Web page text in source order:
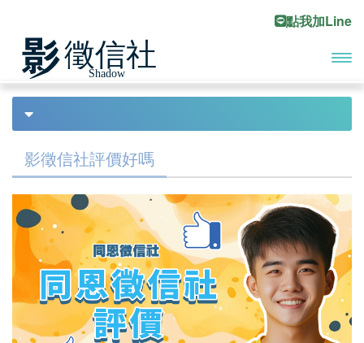
點我加Line
Previous
疑難雜症
徵信社打人
欠錢不還
討債疑問
2022疑難雜症
如何選擇一家好的徵信社
影徵信社評價好嗎